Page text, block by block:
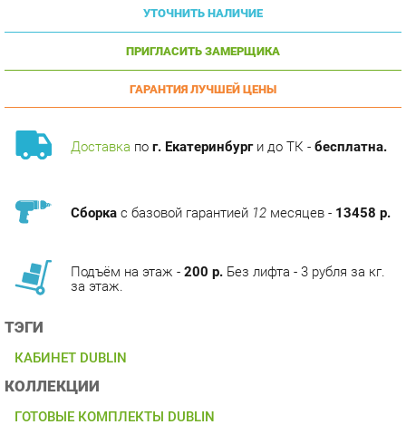
ПРИГЛАСИТЬ ЗАМЕРЩИКА
ГАРАНТИЯ ЛУЧШЕЙ ЦЕНЫ
Доставкапог. Екатеринбурги до ТК -бесплатна.
ТЭГИ
ОПИСАНИЕ